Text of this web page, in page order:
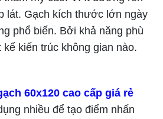
lát. Gạch kích thước lớn ngày
phổ biến. Bởi khả năng phù
kiến trúc không gian nào.
60x120 cao cấp giá rẻ
nhiều để tạo điểm nhấn